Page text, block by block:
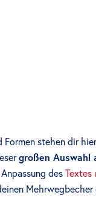
Formen stehen dir
großen Auswahl
des Textes
Mehrwegbecher